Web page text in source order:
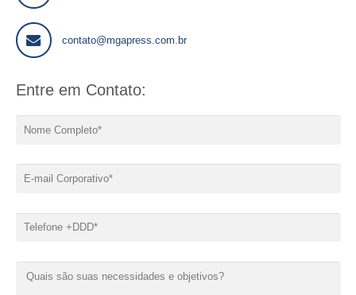
contato@mgapress.com.br
Entre em Contato: